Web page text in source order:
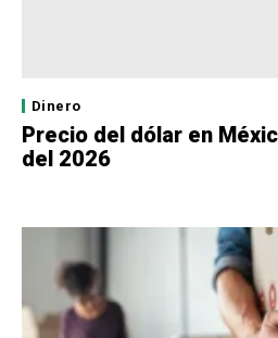
Dinero
Precio del dólar en
del 2026